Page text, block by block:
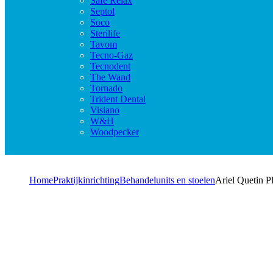
Septol
Soco
Sterilife
Tavom
Tecno-Gaz
Tecnodent
The Wand
Tornado
Trident Dental
Visiano
W&H
Woodpecker
HomePraktijkinrichtingBehandelunits en stoelenAriel Quetin